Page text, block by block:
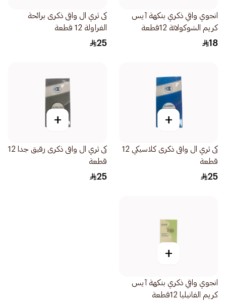
انجوي واقي ذكري بنكهة آيس
كريم الشوكولاتة 12قطعة
18
كى ثري ال واقى ذكرى برائحة
الفراولة 12 قطعة
25
+
كى ثري ال واقى ذكرى كلاسيكي 12
قطعة
25
+
كى ثري ال واقى ذكرى رقيق جدا 12
قطعة
25
+
انجوي واقي ذكري بنكهة آيس
كريم الفانيليا 12قطعة